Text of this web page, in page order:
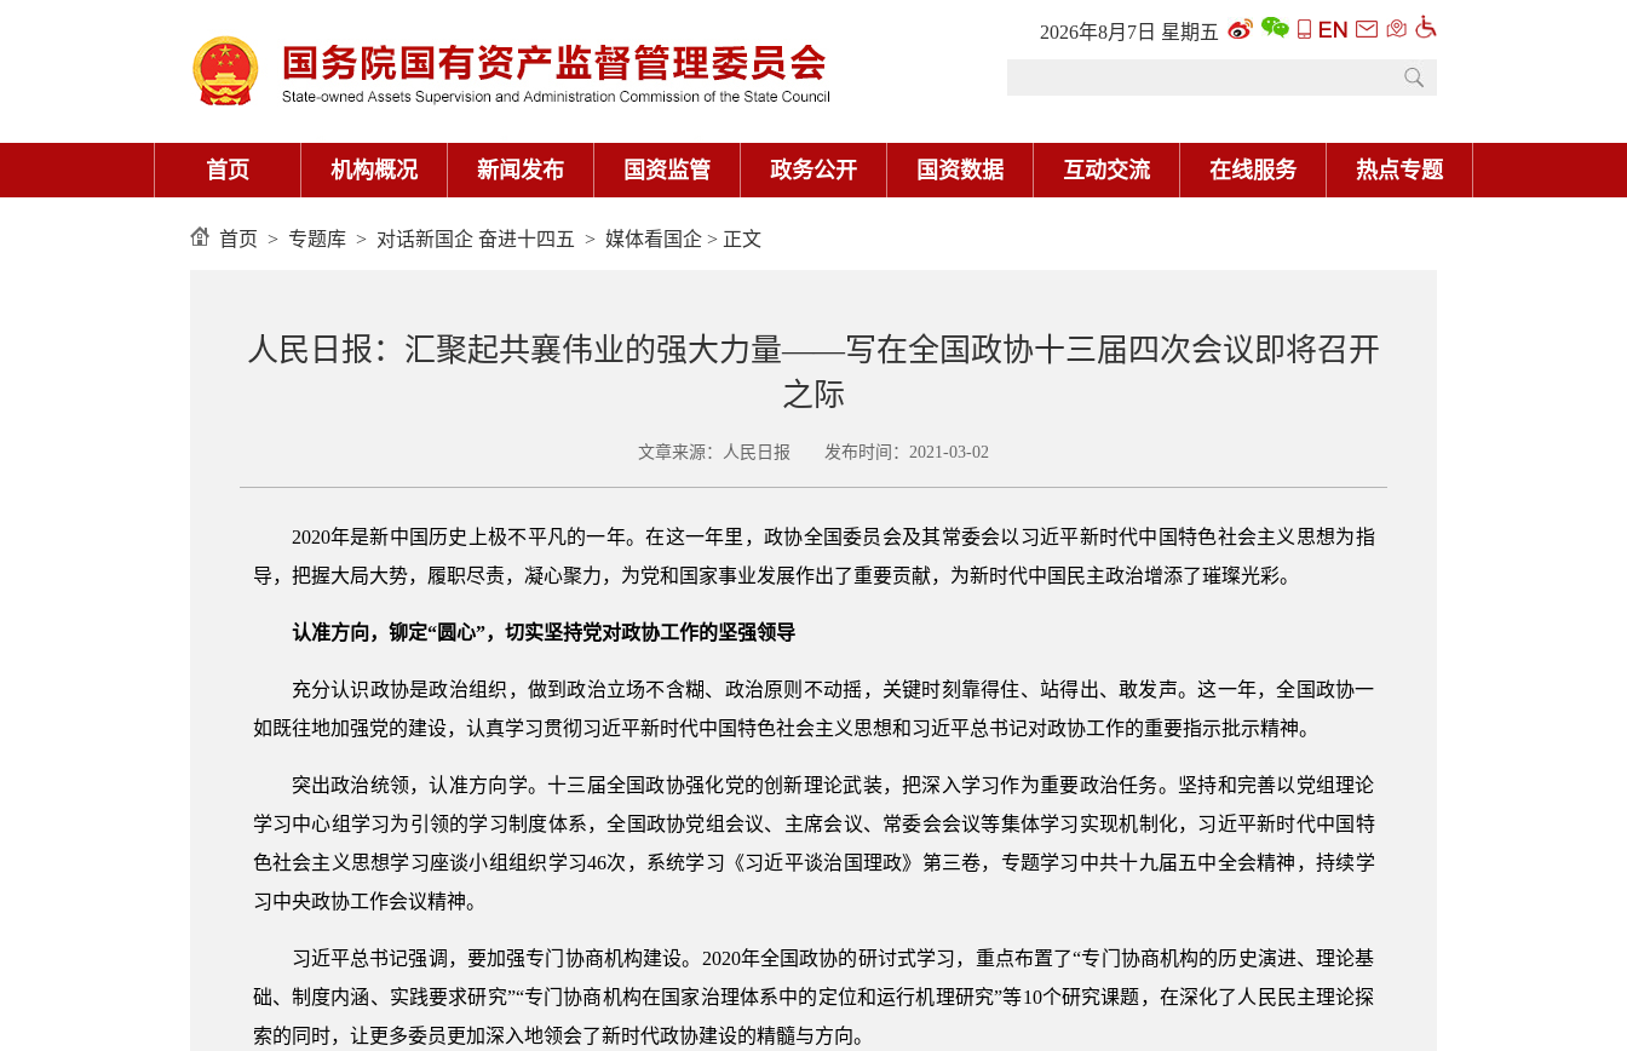
首页 > 专题库 > 对话新国企 奋进十四五 > 媒体看国企 > 正文
人民日报：汇聚起共襄伟业的强大力量——写在全国政协十三届四次会议即将召开
之际
文章来源：人民日报 发布时间：2021-03-02
2020年是新中国历史上极不平凡的一年。在这一年里，政协全国委员会及其常委会以习近平新时代中国特色社会主义思想为指
导，把握大局大势，履职尽责，凝心聚力，为党和国家事业发展作出了重要贡献，为新时代中国民主政治增添了璀璨光彩。
认准方向，铆定“圆心”，切实坚持党对政协工作的坚强领导
充分认识政协是政治组织，做到政治立场不含糊、政治原则不动摇，关键时刻靠得住、站得出、敢发声。这一年，全国政协一
如既往地加强党的建设，认真学习贯彻习近平新时代中国特色社会主义思想和习近平总书记对政协工作的重要指示批示精神。
突出政治统领，认准方向学。十三届全国政协强化党的创新理论武装，把深入学习作为重要政治任务。坚持和完善以党组理论
学习中心组学习为引领的学习制度体系，全国政协党组会议、主席会议、常委会会议等集体学习实现机制化，习近平新时代中国特
色社会主义思想学习座谈小组组织学习46次，系统学习《习近平谈治国理政》第三卷，专题学习中共十九届五中全会精神，持续学
习中央政协工作会议精神。
习近平总书记强调，要加强专门协商机构建设。2020年全国政协的研讨式学习，重点布置了“专门协商机构的历史演进、理论基
础、制度内涵、实践要求研究”“专门协商机构在国家治理体系中的定位和运行机理研究”等10个研究课题，在深化了人民民主理论探
索的同时，让更多委员更加深入地领会了新时代政协建设的精髓与方向。